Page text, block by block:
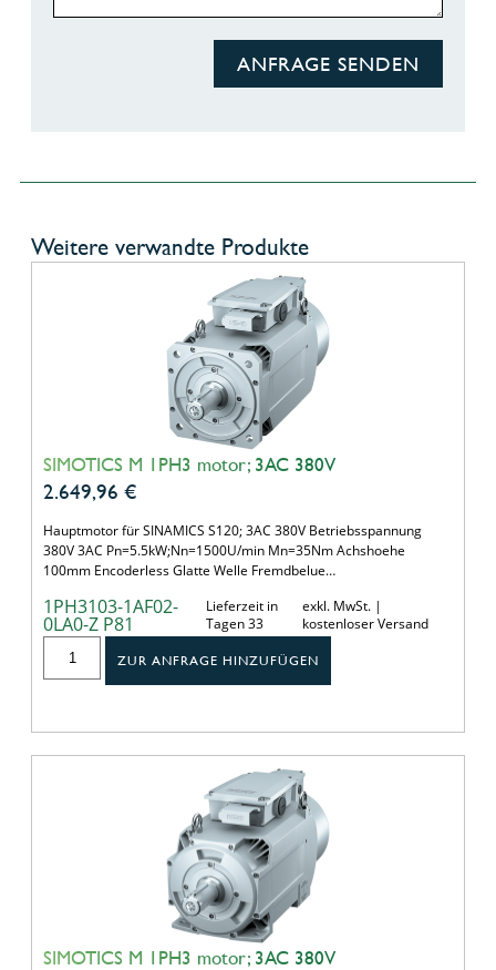
ANFRAGE SENDEN
Weitere verwandte Produkte
SIMOTICS M 1PH3 motor; 3AC 380V
2.649,96 €
Hauptmotor für SINAMICS S120; 3AC 380V Betriebsspannung
380V 3AC Pn=5.5kW;Nn=1500U/min Mn=35Nm Achshoehe
100mm Encoderless Glatte Welle Fremdbelue…
1PH3103-1AF02-
0LA0-Z P81
Lieferzeit in
Tagen 33
exkl. MwSt. |
kostenloser Versand
ZUR ANFRAGE HINZUFÜGEN
SIMOTICS M 1PH3 motor; 3AC 380V